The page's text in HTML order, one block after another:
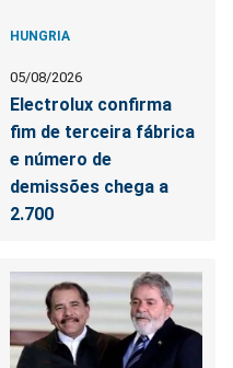
HUNGRIA
05/08/2026
Electrolux confirma
fim de terceira fábrica
e número de
demissões chega a
2.700